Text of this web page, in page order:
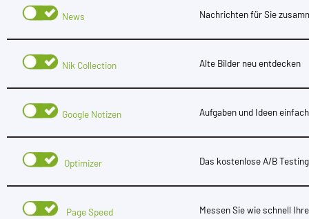
News Nachrichten für Sie
Nik Collection Alte Bilder neu entdecken
Google Notizen Aufgaben und Ideen
Opti­mizer Das kostenlose A/B
Page Speed Messen Sie wie schnell